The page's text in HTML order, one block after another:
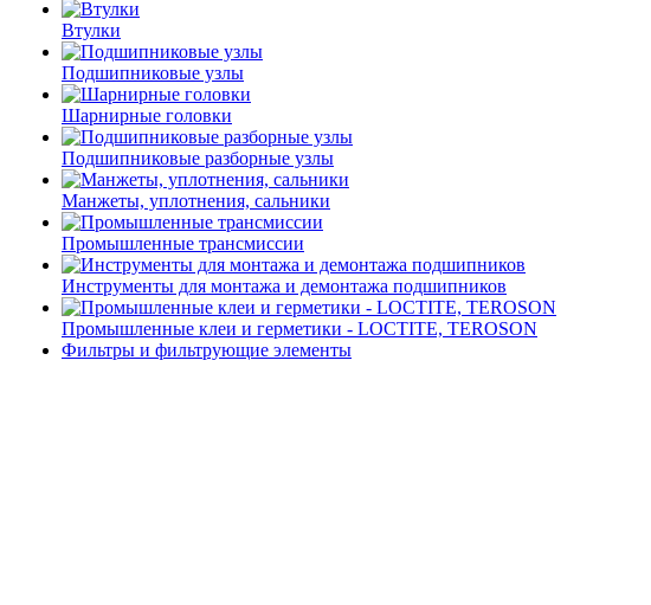
Втулки
Подшипниковые узлы
Шарнирные головки
Подшипниковые разборные узлы
Манжеты, уплотнения, сальники
Промышленные трансмиссии
Инструменты для монтажа и демонтажа подшипников
Промышленные клеи и герметики - LOCTITE, TEROSON
Фильтры и фильтрующие элементы